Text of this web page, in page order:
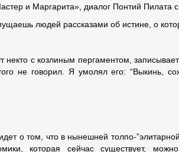
и Маргарита», диалог Понтий Пилата
людей рассказами об истине, о
некто с козлиным пергаментом,
не говорил. Я умолял его: “Выкинь,
о том, что в нынешней толпо-
которая сейчас существует,